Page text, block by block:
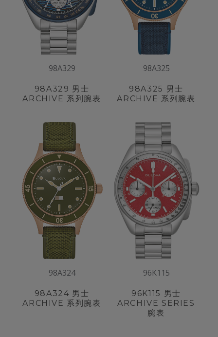
98A329
98A329 男士
ARCHIVE 系列腕表
98A325
98A325 男士
ARCHIVE 系列腕表
98A324
98A324 男士
ARCHIVE 系列腕表
96K115
96K115 男士
ARCHIVE SERIES
腕表